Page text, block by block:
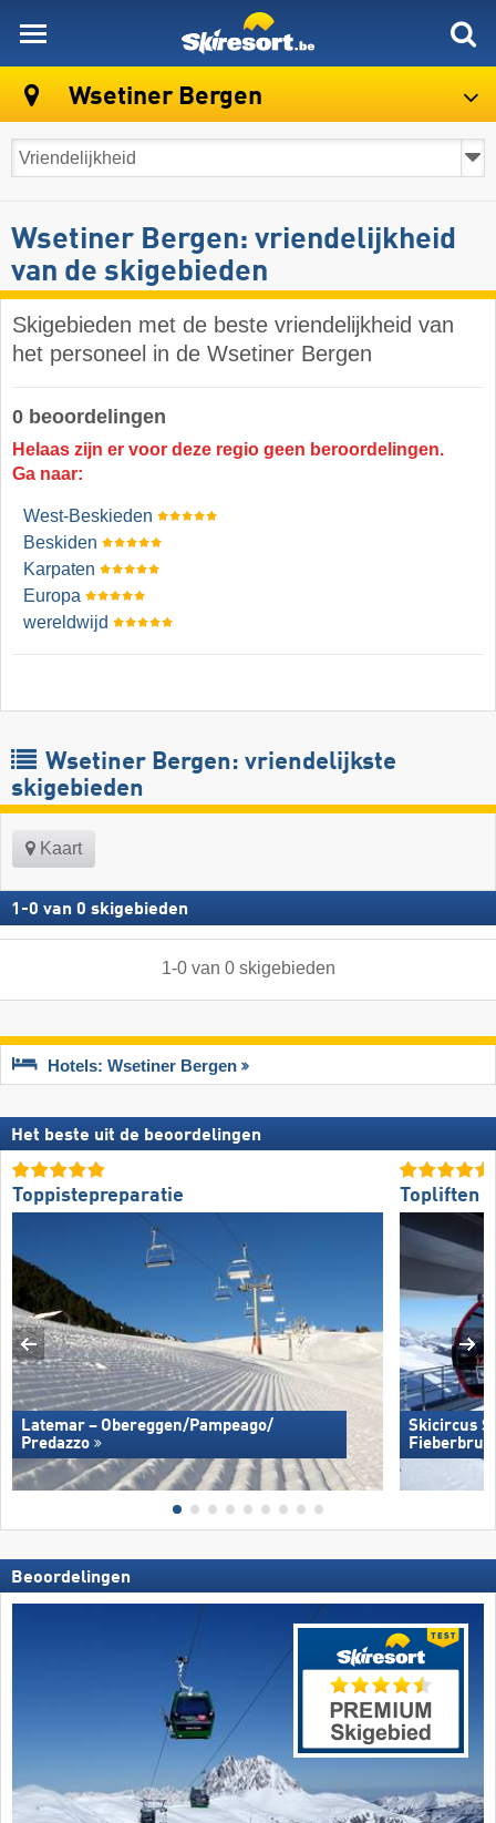
Wsetiner Bergen
Wsetiner Bergen: vriendelijkheid
van de skigebieden
Skigebieden met de beste vriendelijkheid van
het personeel in de Wsetiner Bergen
0 beoordelingen
Helaas zijn er voor deze regio geen beroordelingen.
Ga naar:
West-Beskieden
Beskiden
Karpaten
Europa
wereldwijd
Wsetiner Bergen: vriendelijkste
skigebieden
Kaart
1 -0 van 0 skigebieden
1-0van 0 skigebieden
Hotels: Wsetiner Bergen
Het beste uit de beoordelingen
Toppistepreparatie
Latemar – Obereggen/​Pampeago/​
Predazzo
Topliften
Skicircus
Beoordelingen